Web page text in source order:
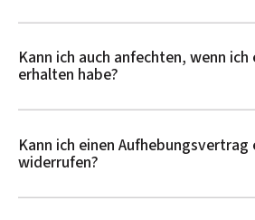
Kann ich auch anfechten, wenn
erhalten habe?
Kann ich einen Aufhebungsvertrag
widerrufen?